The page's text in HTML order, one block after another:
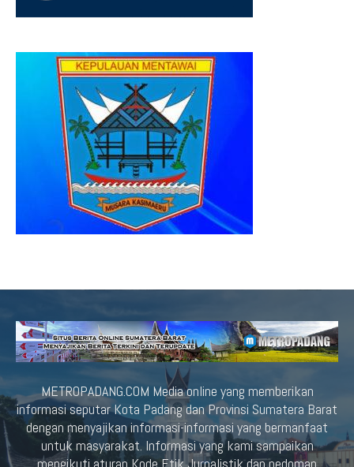
METROPADANG.COM Media online yang memberikan
informasi seputar Kota Padang dan Provinsi Sumatera Barat
dengan menyajikan informasi-informasi yang bermanfaat
untuk masyarakat. Informasi yang kami sampaikan